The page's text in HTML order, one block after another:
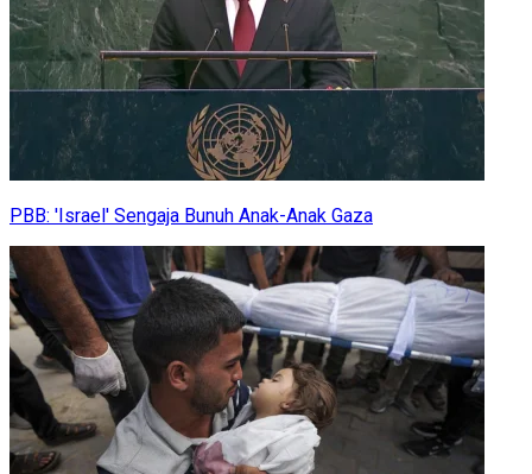
PBB: 'Israel' Sengaja Bunuh Anak-Anak Gaza